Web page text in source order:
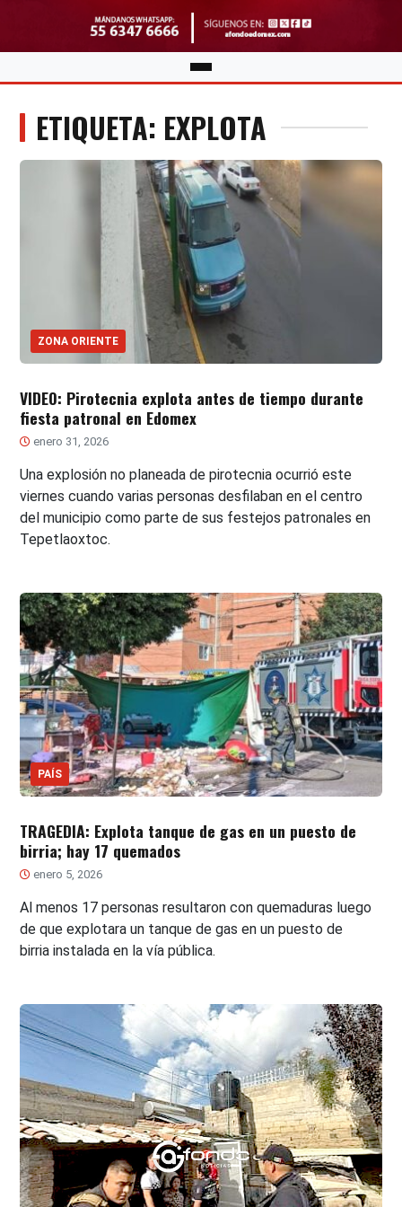
ETIQUETA: EXPLOTA
ZONA ORIENTE
VIDEO: Pirotecnia explota antes de tiempo durante
fiesta patronal en Edomex
enero 31, 2026
Una explosión no planeada de pirotecnia ocurrió este
viernes cuando varias personas desfilaban en el centro
del municipio como parte de sus festejos patronales en
Tepetlaoxtoc.
PAÍS
TRAGEDIA: Explota tanque de gas en un puesto de
birria; hay 17 quemados
enero 5, 2026
Al menos 17 personas resultaron con quemaduras luego
de que explotara un tanque de gas en un puesto de
birria instalada en la vía pública.